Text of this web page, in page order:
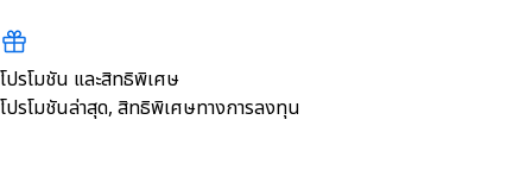
โปรโมชัน และสิทธิพิเศษ
โปรโมชันล่าสุด, สิทธิพิเศษทางการลงทุน